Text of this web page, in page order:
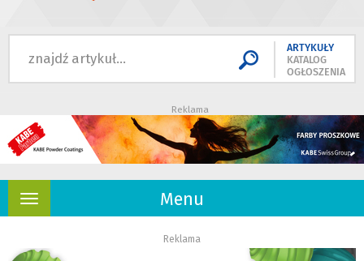
ARTYKUŁY
KATALOG
OGŁOSZENIA
Reklama
Menu
Rozwiń
Reklama